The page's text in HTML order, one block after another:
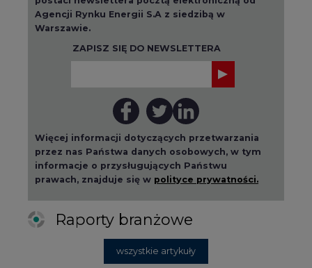
Agencji Rynku Energii S.A z siedzibą w
Warszawie.
ZAPISZ SIĘ DO NEWSLETTERA
Więcej informacji dotyczących przetwarzania
przez nas Państwa danych osobowych, w tym
informacje o przysługujących Państwu
prawach, znajduje się w polityce prywatności.
Raporty branżowe
wszystkie artykuły